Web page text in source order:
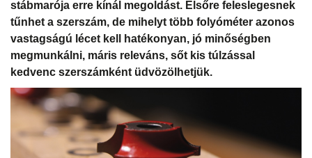
stábmarója erre kínál megoldást. Elsőre feleslegesnek
tűnhet a szerszám, de mihelyt több folyóméter azonos
vastagságú lécet kell hatékonyan, jó minőségben
megmunkálni, máris releváns, sőt kis túlzással
kedvenc szerszámként üdvözölhetjük.